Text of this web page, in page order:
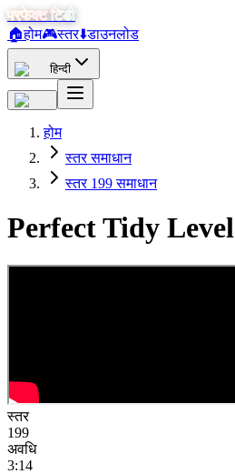
परफेक्ट टिडी
🏠होम🎮स्तर⬇️डाउनलोड
हिन्दी
होम
स्तर समाधान
स्तर 199 समाधान
Perfect Tidy Level
स्तर
199
अवधि
3:14